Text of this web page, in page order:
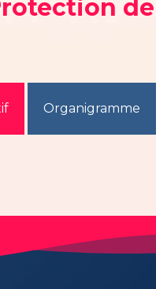
close
de
Organigramme